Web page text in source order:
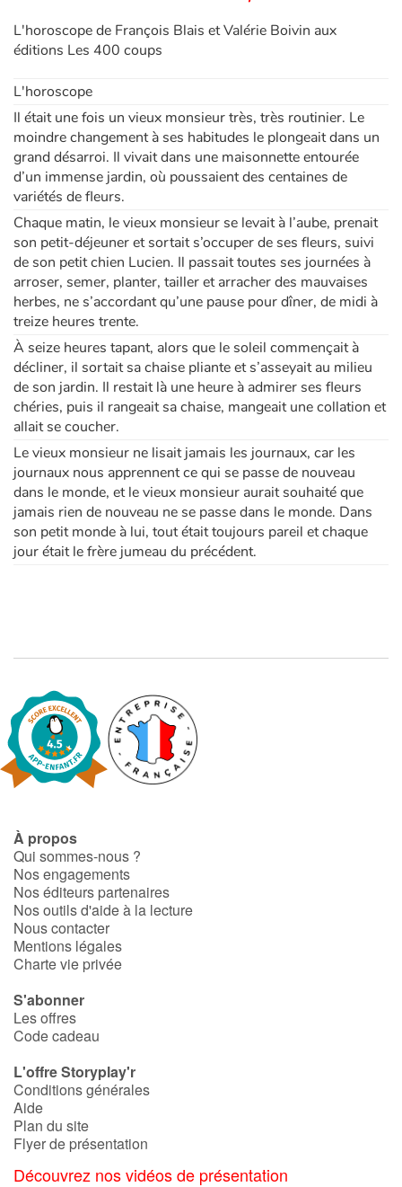
L'horoscope de François Blais et Valérie Boivin aux
éditions Les 400 coups
L'horoscope
Il était une fois un vieux monsieur très, très routinier. Le
moindre changement à ses habitudes le plongeait dans un
grand désarroi. Il vivait dans une maisonnette entourée
d’un immense jardin, où poussaient des centaines de
variétés de fleurs.
Chaque matin, le vieux monsieur se levait à l’aube, prenait
son petit-déjeuner et sortait s’occuper de ses fleurs, suivi
de son petit chien Lucien. Il passait toutes ses journées à
arroser, semer, planter, tailler et arracher des mauvaises
herbes, ne s’accordant qu’une pause pour dîner, de midi à
treize heures trente.
À seize heures tapant, alors que le soleil commençait à
décliner, il sortait sa chaise pliante et s’asseyait au milieu
de son jardin. Il restait là une heure à admirer ses fleurs
chéries, puis il rangeait sa chaise, mangeait une collation et
allait se coucher.
Le vieux monsieur ne lisait jamais les journaux, car les
journaux nous apprennent ce qui se passe de nouveau
dans le monde, et le vieux monsieur aurait souhaité que
jamais rien de nouveau ne se passe dans le monde. Dans
son petit monde à lui, tout était toujours pareil et chaque
jour était le frère jumeau du précédent.
À propos
Qui sommes-nous ?
Nos engagements
Nos éditeurs partenaires
Nos outils d'aide à la lecture
Nous contacter
Mentions légales
Charte vie privée
S'abonner
Les offres
Code cadeau
L'offre Storyplay'r
Conditions générales
Aide
Plan du site
Flyer de présentation
Découvrez nos vidéos de présentation